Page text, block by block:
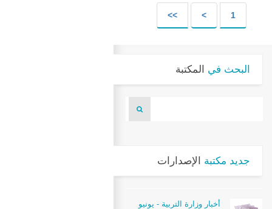
1
>
>>
البحث في المكتبة
جديد مكتبة الإصدارات
أخبار وزارة التربية - يونيو